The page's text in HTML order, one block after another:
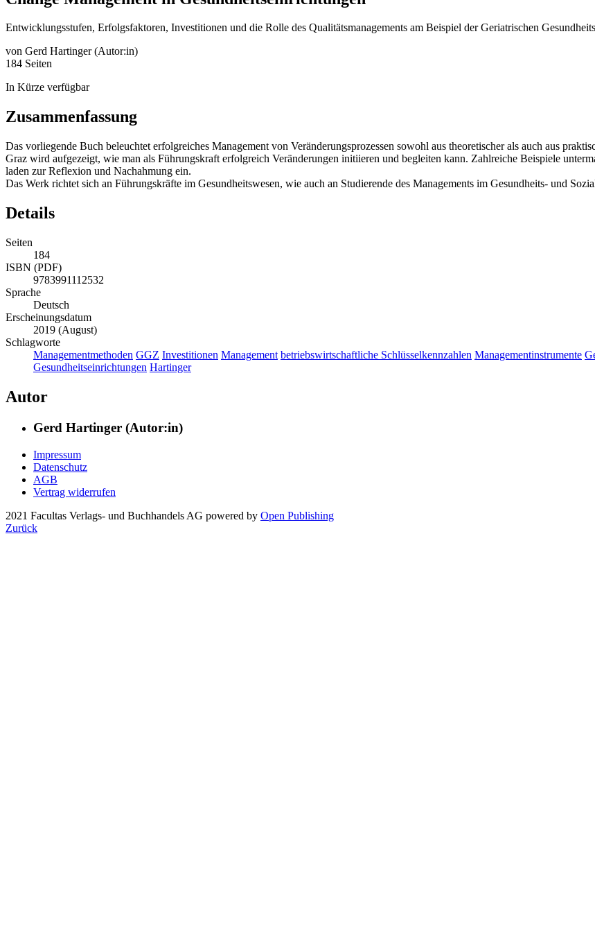
Entwicklungsstufen, Erfolgsfaktoren, Investitionen und die Rolle des Qualitätsmanagements am Beispiel der Geriatrischen
von Gerd Hartinger (Autor:in)
184 Seiten
In Kürze verfügbar
Zusammenfassung
Das vorliegende Buch beleuchtet erfolgreiches Management von Veränderungsprozessen sowohl aus theoretischer als auch aus
Graz wird aufgezeigt, wie man als Führungskraft erfolgreich Veränderungen initiieren und begleiten kann. Zahlreiche Beispiele
laden zur Reflexion und Nachahmung ein.
Das Werk richtet sich an Führungskräfte im Gesundheitswesen, wie auch an Studierende des Managements im Gesundheits- und
Details
Seiten
184
ISBN (PDF)
9783991112532
Sprache
Deutsch
Erscheinungsdatum
2019 (August)
Schlagworte
Managementmethoden GGZ Investitionen Management betriebswirtschaftliche Schlüsselkennzahlen Managementinstrumente
Gesundheitseinrichtungen Hartinger
Autor
Gerd Hartinger (Autor:in)
Impressum
Datenschutz
AGB
Vertrag widerrufen
2021 Facultas Verlags- und Buchhandels AG powered by Open Publishing
Zurück